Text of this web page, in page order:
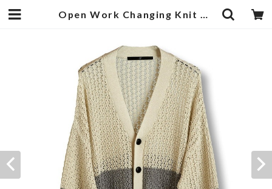
Open Work Changing Knit Cardigan Gray | 武蔵小杉のセレクトショップ【ナクール】-nakool-